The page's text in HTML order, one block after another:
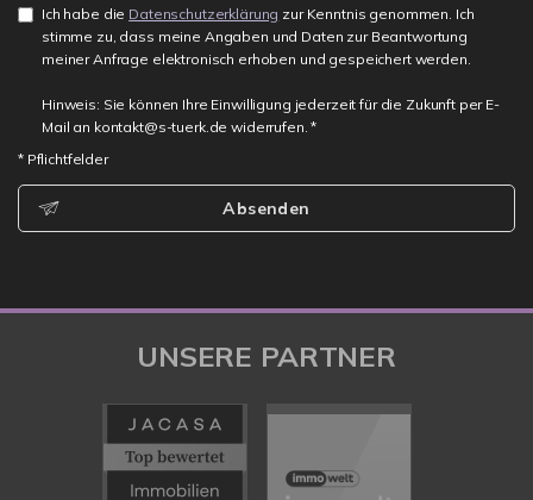
Ich habe die Datenschutzerklärung zur Kenntnis genommen. Ich
stimme zu, dass meine Angaben und Daten zur Beantwortung
meiner Anfrage elektronisch erhoben und gespeichert werden.
Hinweis: Sie können Ihre Einwilligung jederzeit für die Zukunft per E-
Mail an kontakt@s-tuerk.de widerrufen. *
* Pflichtfelder
Absenden
UNSERE PARTNER